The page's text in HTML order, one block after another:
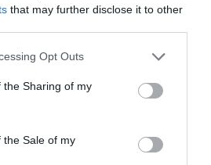
that may further disclose it to other
app uses one or more Google
usage behaviour. You may click to
Google and its third-party tags to
purposes in below Google
Opt Outs
the Sharing of my
the Sale of my